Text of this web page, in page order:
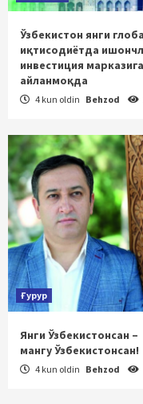
Ўзбекистон янги
иқтисодиётда
инвестиция марказига
айланмоқда
4 kun oldin Behzod
Ғурур
Янги Ўзбекистонсан –
мангу Ўзбекистонсан!
4 kun oldin Behzod